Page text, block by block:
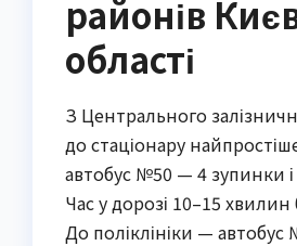
районів
області
З Центрального
до стаціонару
автобус №50 — 4 зупинки і
Час у дорозі 10–15 хвилин
До поліклініки — автобус